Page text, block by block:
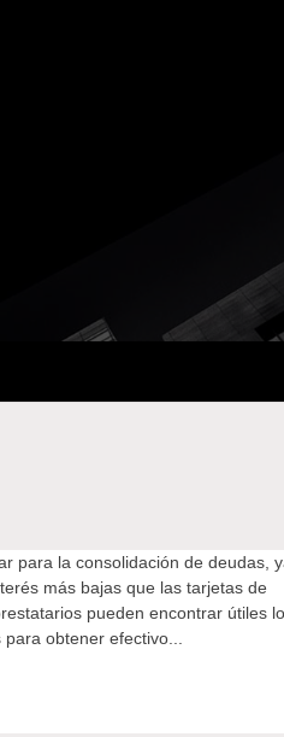
para la consolidación de deudas,
más bajas que las tarjetas de
pueden encontrar útiles
obtener efectivo...